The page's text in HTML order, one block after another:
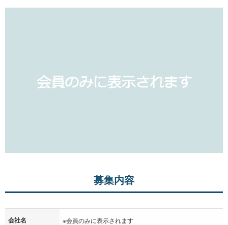
募集内容
会社名 ※会員のみに表示されます